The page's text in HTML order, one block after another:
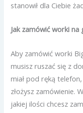
stanowił dla Ciebie
Jak zamówić worki
Aby zamówić worki
musisz ruszać się z
miał pod ręką
złożysz zamówienie.
jakiej ilości chcesz